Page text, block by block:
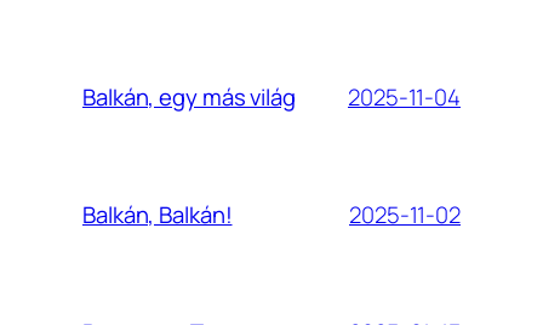
Balkán, egy más világ 2025-11-04
Balkán, Balkán! 2025-11-02